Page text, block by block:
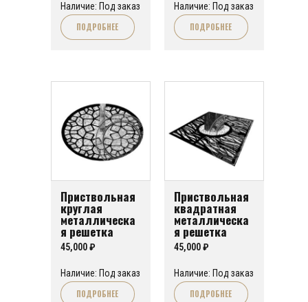
Наличие: Под заказ
ПОДРОБНЕЕ
Наличие: Под заказ
ПОДРОБНЕЕ
Приствольная
круглая
металлическа
я решетка
“Орнамент 6”
45,000₽
Наличие: Под заказ
ПОДРОБНЕЕ
Приствольная
квадратная
металлическа
я решетка
“Орнамент 6”
45,000₽
Наличие: Под заказ
ПОДРОБНЕЕ